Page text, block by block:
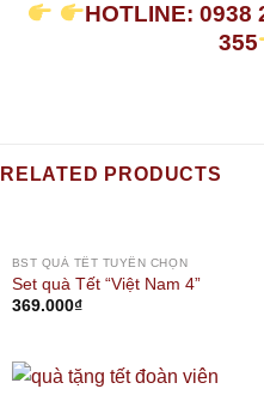
HOTLINE: 0938
355
RELATED PRODUCTS
BST QUÀ TẾT TUYỂN CHỌN
Set quà Tết “Việt Nam 4”
369.000₫